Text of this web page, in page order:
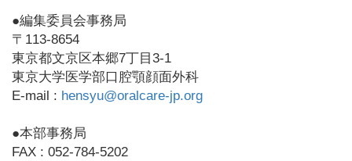
●編集委員会事務局
〒113-8654
東京都文京区本郷7丁目3-1
東京大学医学部口腔顎顔面外科
E-mail : hensyu@oralcare-jp.org
●本部事務局
FAX : 052-784-5202